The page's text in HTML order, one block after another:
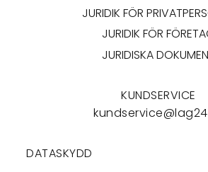
JURIDIK FÖR
JURIDIK FÖR
JURIDISKA
KUNDSERVICE
DATASKYDD